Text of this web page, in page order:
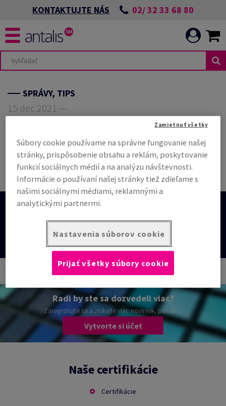
KONTAKTUJTE NÁS 02/ 32 33 68 80
SPRÁVY, TIPS
15 dec 2021 —
Naša ponuka Packaging Blog News
product-return-issues
Radi by ste sa dozvedeli viac?
Zaregistrujte sa a získajte viac noviniek, ponúk ...
Vytvorte si účet
Naše certifikácie
Certifikácie
Súbory cookie používame na správne fungovanie našej
stránky, prispôsobenie obsahu a reklám, poskytovanie
funkcií sociálnych médií a na analýzu návštevnosti.
Informácie o používaní našej stránky tiež zdieľame s
našimi sociálnymi médiami, reklamnými a
analytickými partnermi.
Nastavenia súborov cookie
Zamietnuť všetky
Prijať všetky súbory cookie